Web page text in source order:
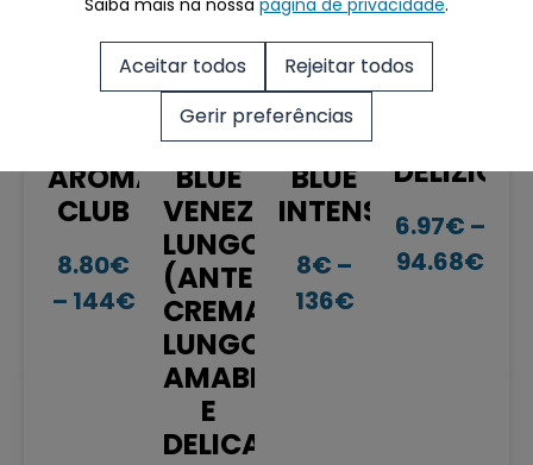
LAVAZZA
AROMA
CLUB
8.80€
– 144€
LAVAZZA
BLUE
VENEZIA
LUNGO
(ANTES
CREMA
LUNGO,
AMABILE
E
DELICATO)
LAVAZZA
BLUE
INTENSO
8€ –
136€
Sale!
6.97€ –
94.68€
Aceitar todos
Rejeitar todos
Gerir preferências